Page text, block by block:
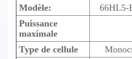
Modèle:
66HL5-
Puissance
maximale
Type de cellule